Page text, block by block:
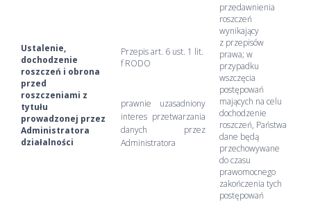
Ustalenie,
dochodzenie
roszczeń i obrona
przed
roszczeniami z
tytułu
prowadzonej przez
Administratora
działalności
Przepis art. 6 ust. 1 lit.
f RODO
prawnie uzasadniony
interes przetwarzania
danych przez
Administratora
przedawnienia
roszczeń
wynikający
z przepisów
prawa; w
przypadku
wszczęcia
postępowań
mających na celu
dochodzenie
roszczeń, Państwa
dane będą
przechowywane
do czasu
prawomocnego
zakończenia tych
postępowań